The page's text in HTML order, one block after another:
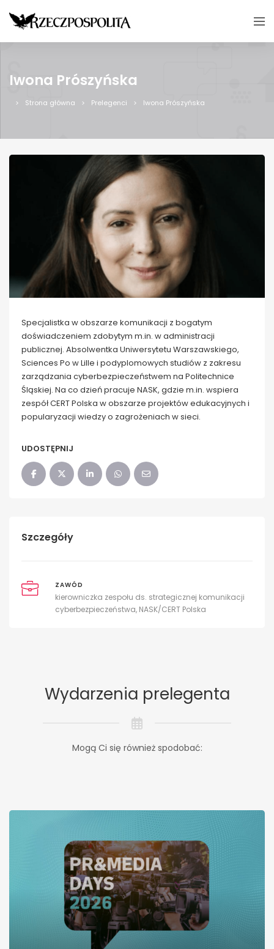
Iwona Prószyńska
Strona główna Prelegenci Iwona Prószyńska
Specjalistka w obszarze komunikacji z bogatym
doświadczeniem zdobytym m.in. w administracji
publicznej. Absolwentka Uniwersytetu Warszawskiego,
Sciences Po w Lille i podyplomowych studiów z zakresu
zarządzania cyberbezpieczeństwem na Politechnice
Śląskiej. Na co dzień pracuje NASK, gdzie m.in. wspiera
zespół CERT Polska w obszarze projektów edukacyjnych i
popularyzacji wiedzy o zagrożeniach w sieci.
UDOSTĘPNIJ
Szczegóły
ZAWÓD
kierowniczka zespołu ds. strategicznej komunikacji
cyberbezpieczeństwa, NASK/CERT Polska
Wydarzenia prelegenta
Mogą Ci się również spodobać: